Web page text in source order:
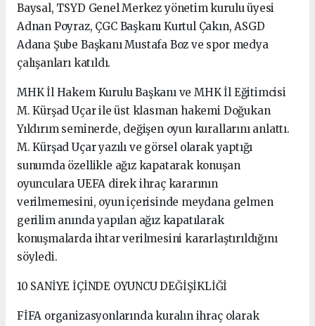
Baysal, TSYD Genel Merkez yönetim kurulu üyesi
Adnan Poyraz, ÇGC Başkanı Kurtul Çakın, ASGD
Adana Şube Başkanı Mustafa Boz ve spor medya
çalışanları katıldı.
MHK İl Hakem Kurulu Başkanı ve MHK İl Eğitimcisi
M. Kürşad Uçar ile üst klasman hakemi Doğukan
Yıldırım seminerde, değişen oyun kurallarını anlattı.
M. Kürşad Uçar yazılı ve görsel olarak yaptığı
sunumda özellikle ağız kapatarak konuşan
oyunculara UEFA direk ihraç kararının
verilmemesini, oyun içerisinde meydana gelmen
gerilim anında yapılan ağız kapatılarak
konuşmalarda ihtar verilmesini kararlaştırıldığını
söyledi.
10 SANİYE İÇİNDE OYUNCU DEĞİŞİKLİĞİ
FİFA organizasyonlarında kuralın ihraç olarak